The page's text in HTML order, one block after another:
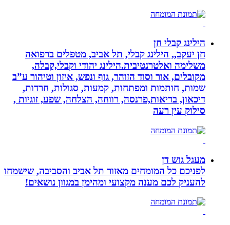
הילינג קבלי חן
חן יעקב,, הילינג קבלי, תל אביב, מטפלים ברפואה
משלימה ואלטרנטיבית.הילינג יהודי וקבלי,קבלה,
מקובלים, אור וסוד הזוהר, גוף ונפש, איזון וטיהור ע”ב
שמות, חותמות ומפתחות, קמעות, סגולות, חרדות,
דיכאון, בריאות,פרנסה, רווחה, הצלחה, שפע, זוגיות ,
סילוק עין רעה
מעגל גוש דן
לפניכם כל המומחים מאזור תל אביב והסביבה, שישמחו
להעניק לכם מענה מקצועי ומהימן במגוון נושאים!